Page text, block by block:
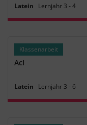
Latein Lernjahr 3 ‐4
Klassenarbeit
AcI
Latein Lernjahr 3 ‐ 6